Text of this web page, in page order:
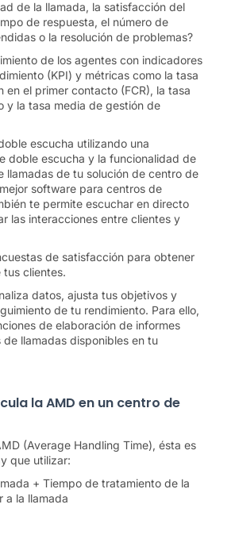
de la llamada, la satisfacción del
de respuesta, el número de
o la resolución de problemas?
de los agentes con indicadores
(KPI) y métricas como la tasa
en el primer contacto (FCR), la tasa
y la tasa media de gestión de
escucha utilizando una
doble escucha y la funcionalidad de
llamadas de tu solución de centro de
software para centros de
te permite escuchar en directo
las interacciones entre clientes y
de satisfacción para obtener
tus clientes.
datos, ajusta tus objetivos y
de tu rendimiento. Para ello,
de elaboración de informes
de llamadas disponibles en tu
la AMD en un centro de
(Average Handling Time), ésta es
que utilizar:
+ Tiempo de tratamiento de la
a la llamada